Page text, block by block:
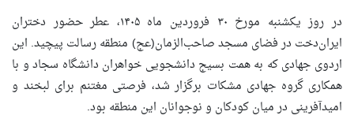
در روز یکشنبه مورخ ۳۰ فروردین ماه ۱۴۰۵، عطر حضور دختران
ایران‌دخت در فضای مسجد صاحب‌الزمان(عج) منطقه رسالت پیچید. این
اردوی جهادی که به همت بسیج دانشجویی خواهران دانشگاه سجاد و با
همکاری گروه جهادی مشکات برگزار شد، فرصتی مغتنم برای لبخند و
امیدآفرینی در میان کودکان و نوجوانان این منطقه بود.